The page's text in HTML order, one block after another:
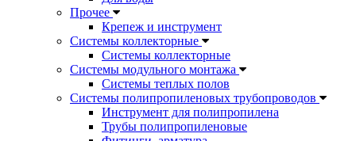
Прочее
Крепеж и инструмент
Системы коллекторные
Системы коллекторные
Системы модульного монтажа
Системы теплых полов
Системы полипропиленовых трубопроводов
Инструмент для полипропилена
Трубы полипропиленовые